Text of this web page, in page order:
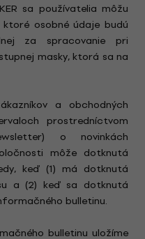
sa používatelia môžu
osobné údaje budú
za spracovanie pri
masky, ktorá sa na
a obchodných
prostredníctvom
o novinkách
môže dotknutá
keď (1) má dotknutá
a (2) keď sa dotknutá
bulletinu.
bulletinu uložíme